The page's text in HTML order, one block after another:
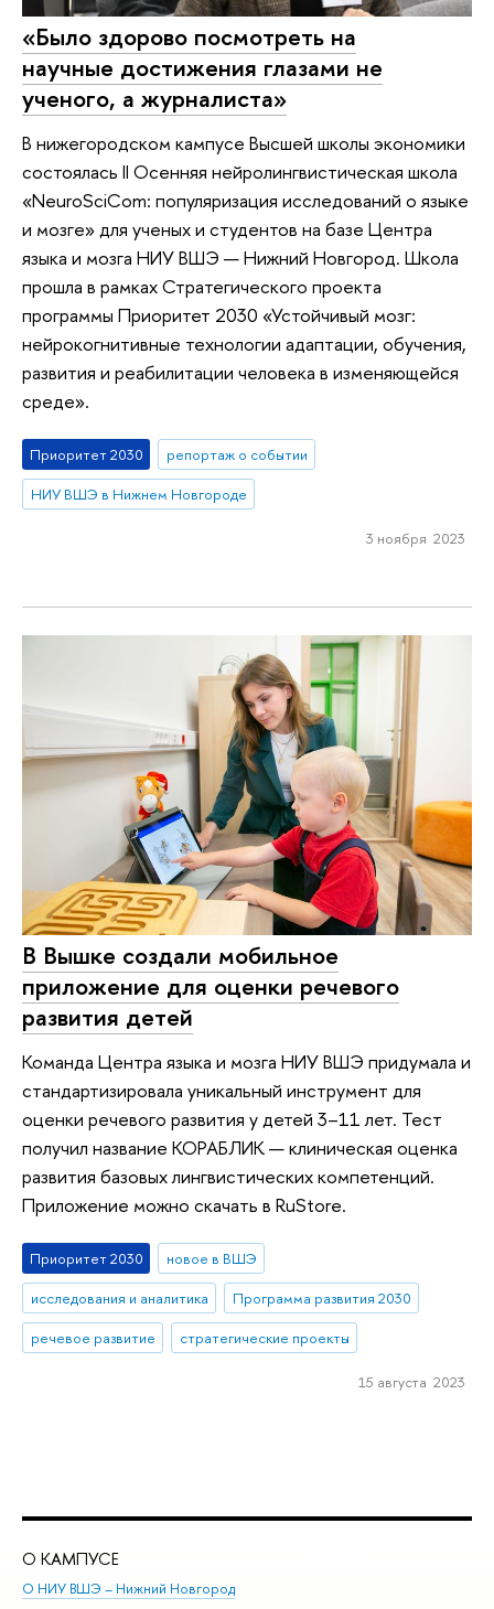
«Было здорово посмотреть на
научные достижения глазами не
ученого, а журналиста»
В нижегородском кампусе Высшей школы экономики
состоялась II Осенняя нейролингвистическая школа
«NeuroSciCom: популяризация исследований о языке
и мозге» для ученых и студентов на базе Центра
языка и мозга НИУ ВШЭ — Нижний Новгород. Школа
прошла в рамках Стратегического проекта
программы Приоритет 2030 «Устойчивый мозг:
нейрокогнитивные технологии адаптации, обучения,
развития и реабилитации человека в изменяющейся
среде».
Приоритет 2030
репортаж о событии
НИУ ВШЭ в Нижнем Новгороде
3 ноября 2023
В Вышке создали мобильное
приложение для оценки речевого
развития детей
Команда Центра языка и мозга НИУ ВШЭ придумала и
стандартизировала уникальный инструмент для
оценки речевого развития у детей 3–11 лет. Тест
получил название КОРАБЛИК — клиническая оценка
развития базовых лингвистических компетенций.
Приложение можно скачать в RuStore.
Приоритет 2030
новое в ВШЭ
исследования и аналитика
Программа развития 2030
речевое развитие
стратегические проекты
15 августа 2023
О КАМПУСЕ
О НИУ ВШЭ – Нижний Новгород